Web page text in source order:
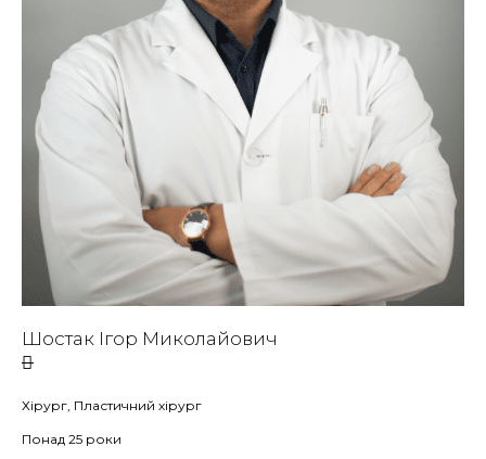
Шостак Ігор Миколайович
Хірург, Пластичний хірург
Понад 25 роки